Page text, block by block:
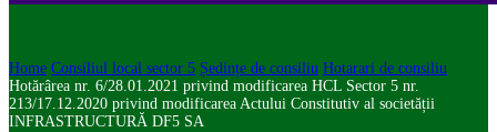
Home Consiliul local sector 5 Ședințe de consiliu Hotarari de consiliu
Hotărârea nr. 6/28.01.2021 privind modificarea HCL Sector 5 nr.
213/17.12.2020 privind modificarea Actului Constitutiv al societății
INFRASTRUCTURĂ DF5 SA